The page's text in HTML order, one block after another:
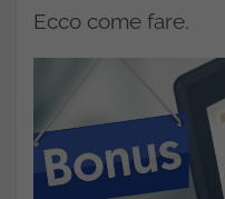
Ecco come fare.